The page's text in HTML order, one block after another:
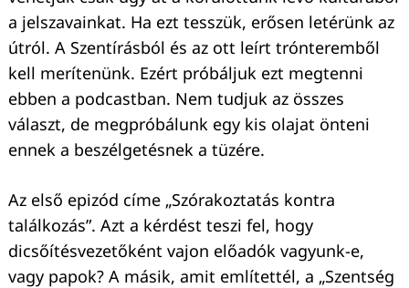
a jelszavainkat. Ha ezt tesszük, erősen letérünk az
útról. A Szentírásból és az ott leírt trónteremből
kell merítenünk. Ezért próbáljuk ezt megtenni
ebben a podcastban. Nem tudjuk az összes
választ, de megpróbálunk egy kis olajat önteni
ennek a beszélgetésnek a tüzére.
Az első epizód címe „Szórakoztatás kontra
találkozás”. Azt a kérdést teszi fel, hogy
dicsőítésvezetőként vajon előadók vagyunk-e,
vagy papok? A másik, amit említettél, a „Szentség